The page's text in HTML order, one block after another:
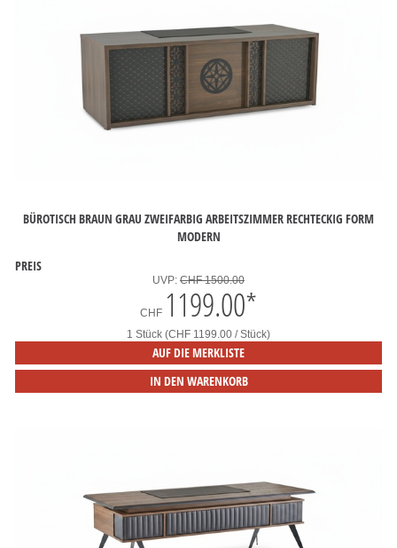
BÜROTISCH BRAUN GRAU ZWEIFARBIG ARBEITSZIMMER RECHTECKIG FORM
MODERN
PREIS
UVP: CHF 1500.00
CHF 1199.00*
1 Stück (CHF 1199.00 / Stück)
AUF DIE MERKLISTE
IN DEN WARENKORB